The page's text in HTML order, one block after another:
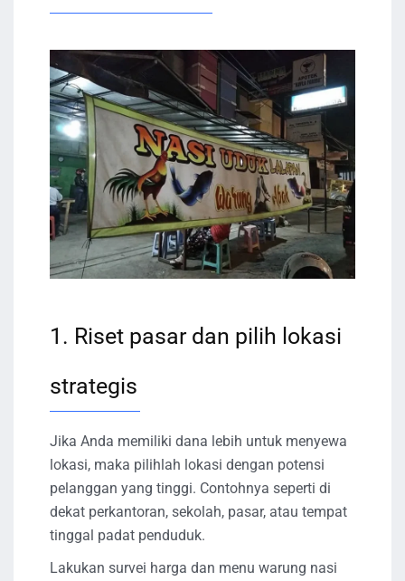
1. Riset pasar dan pilih lokasi
strategis
Jika Anda memiliki dana lebih untuk menyewa
lokasi, maka pilihlah lokasi dengan potensi
pelanggan yang tinggi. Contohnya seperti di
dekat perkantoran, sekolah, pasar, atau tempat
tinggal padat penduduk.
Lakukan survei harga dan menu warung nasi